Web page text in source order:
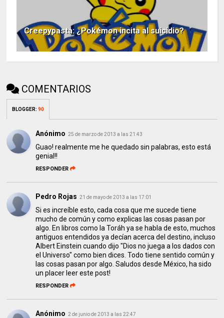
Creepypasta: ¿Pokémon incita al suicidio?
COMENTARIOS
BLOGGER:90
Anónimo 25 de marzo de 2013 a las 21:43
Guao! realmente me he quedado sin palabras, esto está
genial!!
RESPONDER
Pedro Rojas 21 de mayo de 2013 a las 17:01
Si es increíble esto, cada cosa que me sucede tiene
mucho de común y como explicas las cosas pasan por
algo. En libros como la Toráh ya se habla de esto, muchos
antiguos entendidos ya decían acerca del destino, incluso
Albert Einstein cuando dijo "Dios no juega a los dados con
el Universo" como bien dices. Todo tiene sentido común y
las cosas pasan por algo. Saludos desde México, ha sido
un placer leer este post!
RESPONDER
Anónimo 2 de junio de 2013 a las 22:47